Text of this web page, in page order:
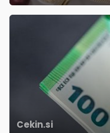
Cekin.si